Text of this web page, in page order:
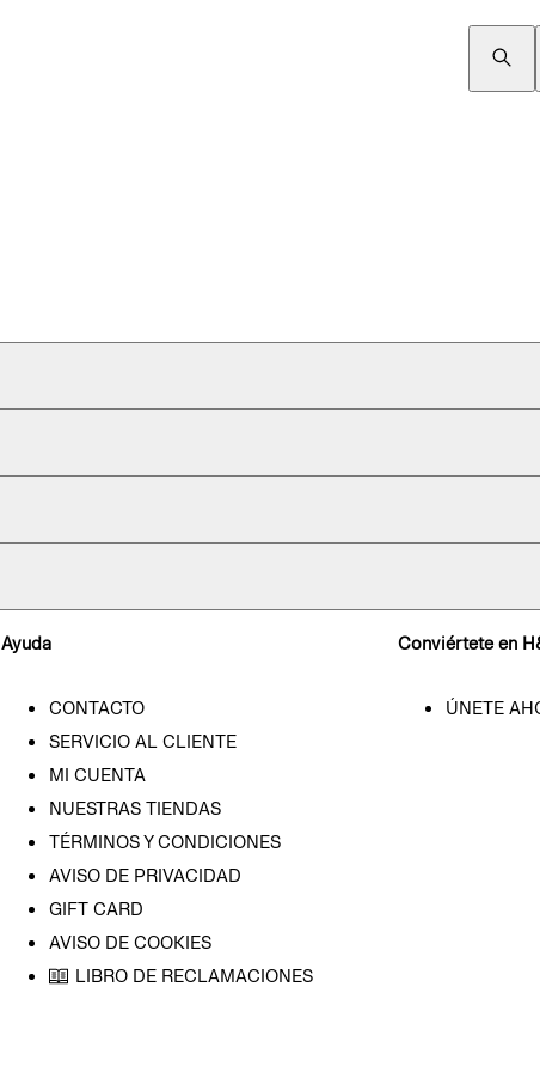
Ayuda
CONTACTO
SERVICIO AL CLIENTE
MI CUENTA
NUESTRAS TIENDAS
TÉRMINOS Y CONDICIONES
AVISO DE PRIVACIDAD
GIFT CARD
AVISO DE COOKIES
LIBRO DE RECLAMACIONES
Conviértete en
ÚNETE